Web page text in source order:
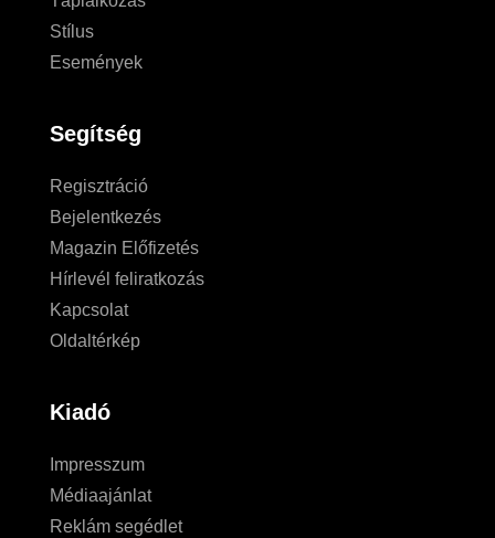
Stílus
Események
Segítség
Regisztráció
Bejelentkezés
Magazin Előfizetés
Hírlevél feliratkozás
Kapcsolat
Oldaltérkép
Kiadó
Impresszum
Médiaajánlat
Reklám segédlet